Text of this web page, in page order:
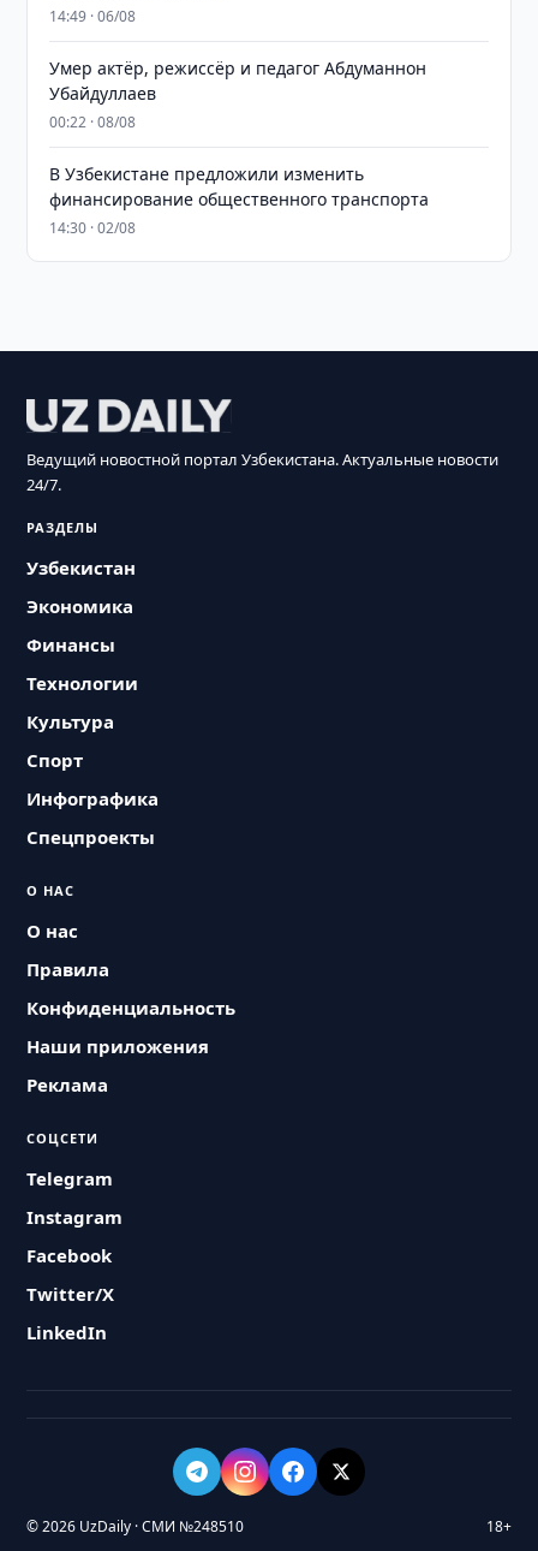
14:49 · 06/08
Умер актёр, режиссёр и педагог Абдуманнон
Убайдуллаев
00:22 · 08/08
В Узбекистане предложили изменить
финансирование общественного транспорта
14:30 · 02/08
Ведущий новостной портал Узбекистана. Актуальные новости
24/7.
РАЗДЕЛЫ
Узбекистан
Экономика
Финансы
Технологии
Культура
Спорт
Инфографика
Спецпроекты
О НАС
О нас
Правила
Конфиденциальность
Наши приложения
Реклама
СОЦСЕТИ
Telegram
Instagram
Facebook
Twitter/X
LinkedIn
© 2026 UzDaily · СМИ №248510 18+